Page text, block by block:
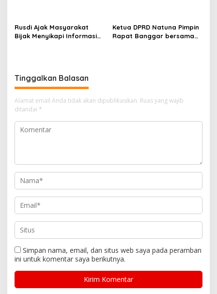
Rusdi Ajak Masyarakat
Bijak Menyikapi Informasi
Ketua DPRD Natuna Pimpin
Rapat Banggar bersama
Tinggalkan Balasan
Alamat email Anda tidak akan dipublikasikan. Ruas yang wajib
ditandai *
Simpan nama, email, dan situs web saya pada peramban
ini untuk komentar saya berikutnya.